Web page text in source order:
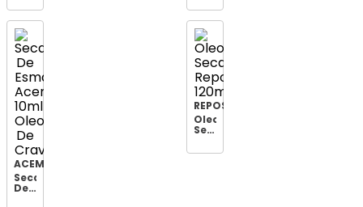
Impala
400ml
Desod.esm.
Esmalte
Aspa
400ml
ACEMAR
Secante
De
REPOS
Oleo
Secante
120ml